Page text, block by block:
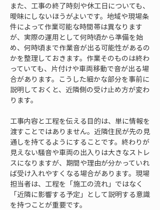
また、工事の終了時刻や休工日についても、
曖昧にしないほうがよいです。地域や現場条
件によって作業可能な時間帯は異なります
が、実際の運用として何時頃から準備を始
め、何時頃まで作業音が出る可能性があるの
かを整理しておきます。作業そのものは終わ
っていても、片付けや車両移動で音が出る場
合があります。こうした細かな部分を事前に
説明しておくと、近隣側の受け止め方が変わ
ります。
工事内容と工程を伝える目的は、単に情報を
渡すことではありません。近隣住民が先の見
通しを持てるようにすることです。終わりが
見えない騒音や車両の出入りは大きなストレ
スになりますが、期間や理由が分かっていれ
ば受け入れやすくなる場合があります。現場
担当者は、工程を「施工の流れ」ではなく
「近隣に影響する予定」として説明する意識
を持つことが重要です。